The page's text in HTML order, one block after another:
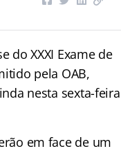
do XXXI Exame de
pela OAB,
nesta sexta-feira
em face de um